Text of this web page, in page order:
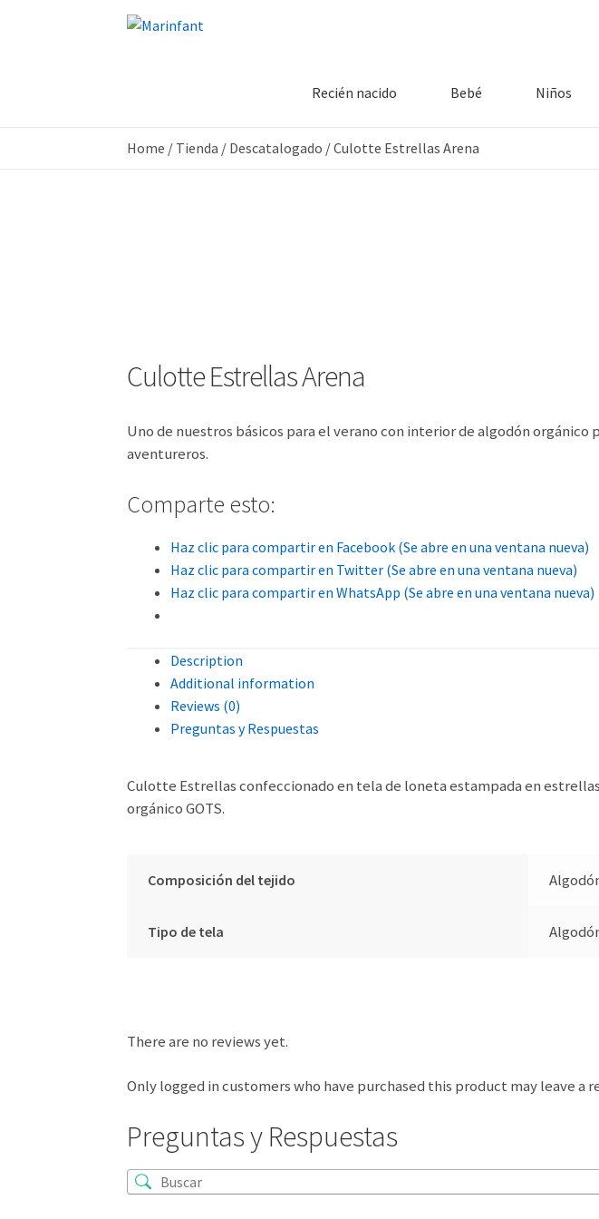
Recién nacido Bebé Niños
Home / Tienda / Descatalogado /Culotte Estrellas Arena
Culotte Estrellas Arena
Uno de nuestros básicos para el verano con interior de algodón
aventureros.
Comparte esto:
Haz clic para compartir en Facebook (Se abre en una ventana nueva)
Haz clic para compartir en Twitter (Se abre en una ventana nueva)
Haz clic para compartir en WhatsApp (Se abre en una ventana nueva)
Description
Additional information
Reviews (0)
Preguntas y Respuestas
Culotte Estrellas confeccionado en tela de loneta estampada en
orgánico GOTS.
Composición del tejido
Tipo de tela
There are no reviews yet.
Only logged in customers who have purchased this product may leave a
Preguntas y Respuestas